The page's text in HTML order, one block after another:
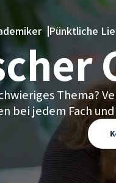
Pünktliche
Thema?
bei jedem Fach